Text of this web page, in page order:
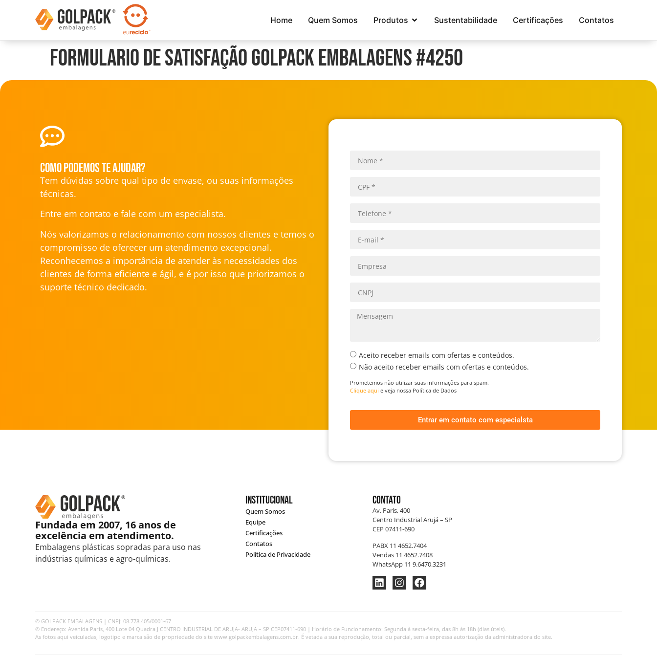
Home Quem Somos Produtos Sustentabilidade Certificações Contatos
Formulario de Satisfação Golpack Embalagens #4250
Como podemos te ajudar?
Tem dúvidas sobre qual tipo de envase, ou suas informações
técnicas.
Entre em contato e fale com um especialista.
Nós valorizamos o relacionamento com nossos clientes e temos o
compromisso de oferecer um atendimento excepcional.
Reconhecemos a importância de atender às necessidades dos
clientes de forma eficiente e ágil, e é por isso que priorizamos o
suporte técnico dedicado.
Aceito receber emails com ofertas e conteúdos.
Não aceito receber emails com ofertas e conteúdos.
Prometemos não utilizar suas informações para spam.
Clique aqui e veja nossa Política de Dados
Entrar em contato com especialsta
Fundada em 2007, 16 anos de
excelência em atendimento.
Embalagens plásticas sopradas para uso nas
indústrias químicas e agro-químicas.
Institucional
Quem Somos
Equipe
Certificações
Contatos
Política de Privacidade
Contato
Av. Paris, 400
Centro Industrial Arujá – SP
CEP 07411-690
PABX 11 4652.7404
Vendas 11 4652.7408
WhatsApp 11 9.6470.3231
© GOLPACK EMBALAGENS | CNPJ: 08.778.405/0001-67
© Endereço: Avenida Paris, 400 Lote 04 Quadra J CENTRO INDUSTRIAL DE ARUJA- ARUJA – SP CEP07411-690 | Horário de Funcionamento: Segunda à sexta-feira, das 8h às 18h (dias úteis).
As fotos aqui veiculadas, logotipo e marca são de propriedade do site www.golpackembalagens.com.br. É vetada a sua reprodução, total ou parcial, sem a expressa autorização da administradora do site.